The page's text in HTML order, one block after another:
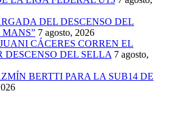
DEL DESCENSO DEL
MANS” 7 agosto, 2026
CÁCERES CORREN EL
DESCENSO DEL SELLA 7 agosto,
BERTTI PARA LA SUB14 DE